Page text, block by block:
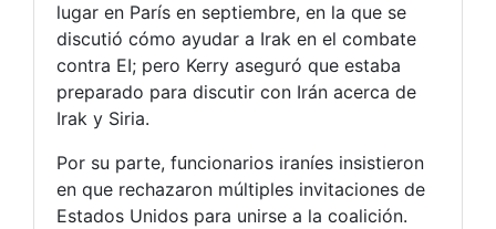
lugar en París en septiembre, en la que se
discutió cómo ayudar a Irak en el combate
contra EI; pero Kerry aseguró que estaba
preparado para discutir con Irán acerca de
Irak y Siria.
Por su parte, funcionarios iraníes insistieron
en que rechazaron múltiples invitaciones de
Estados Unidos para unirse a la coalición.